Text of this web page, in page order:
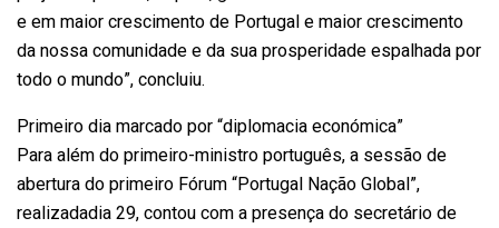
e em maior crescimento de Portugal e maior crescimento
da nossa comunidade e da sua prosperidade espalhada por
todo o mundo”, concluiu.
Primeiro dia marcado por “diplomacia económica”
Para além do primeiro-ministro português, a sessão de
abertura do primeiro Fórum “Portugal Nação Global”,
realizadadia 29, contou com a presença do secretário de